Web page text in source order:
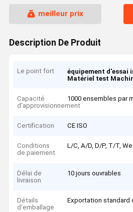
meilleur prix
Description De Produit
Le point fort équipement d'essai
Matériel test
Capacité
d'approvisionnement
1000 ensembles par
Certification CE ISO
Conditions
de paiement
L/C, A/D, D/P, T/T,
Délai de
livraison
10 jours ouvrables
Détails
d'emballage
Exportation standard